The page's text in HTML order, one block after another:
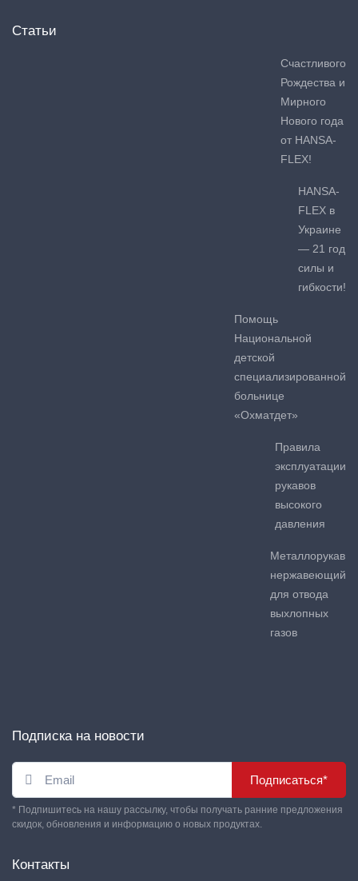
Статьи
Счастливого
Рождества и
Мирного
Нового года
от HANSA-
FLEX!
HANSA-
FLEX в
Украине
— 21 год
силы и
гибкости!
Помощь
Национальной
детской
специализированной
больнице
«Охматдет»
Правила
эксплуатации
рукавов
высокого
давления
Металлорукав
нержавеющий
для отвода
выхлопных
газов
Подписка на новости
Подписаться*
* Подпишитесь на нашу рассылку, чтобы получать ранние предложения
скидок, обновления и информацию о новых продуктах.
Контакты